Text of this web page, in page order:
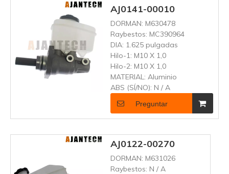
AJ0141-00010
DORMAN: M630478
Raybestos: MC390964
DIA: 1.625 pulgadas
Hilo-1: M10 X 1,0
Hilo-2: M10 X 1,0
MATERIAL: Aluminio
ABS (SÍ/NO): N / A
Preguntar
AJ0122-00270
DORMAN: M631026
Raybestos: N / A